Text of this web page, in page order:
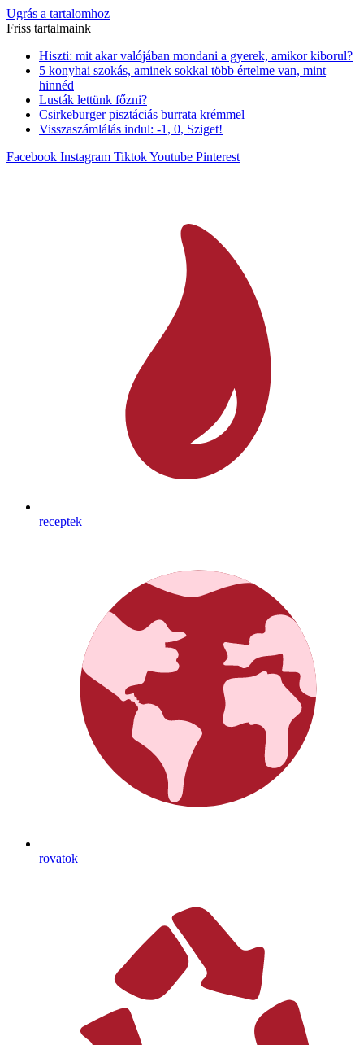
Ugrás a tartalomhoz
Friss tartalmaink
Hiszti: mit akar valójában mondani a gyerek, amikor kiborul?
5 konyhai szokás, aminek sokkal több értelme van, mint
hinnéd
Lusták lettünk főzni?
Csirkeburger pisztáciás burrata krémmel
Visszaszámlálás indul: -1, 0, Sziget!
Facebook Instagram TiktokYoutube Pinterest
receptek
rovatok